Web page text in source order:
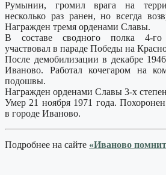
Румынии, громил врага на
несколько раз ранен, но всегда
Награжден тремя орденами Славы.
В составе сводного полка 4-го
участвовал в параде Победы на
После демобилизации в декабре
Иваново. Работал кочегаром на
подошвы.
Награжден орденами Славы 3-х
Умер 21 ноября 1971 года.
в городе Иваново.
Подробнее на сайте «Иваново